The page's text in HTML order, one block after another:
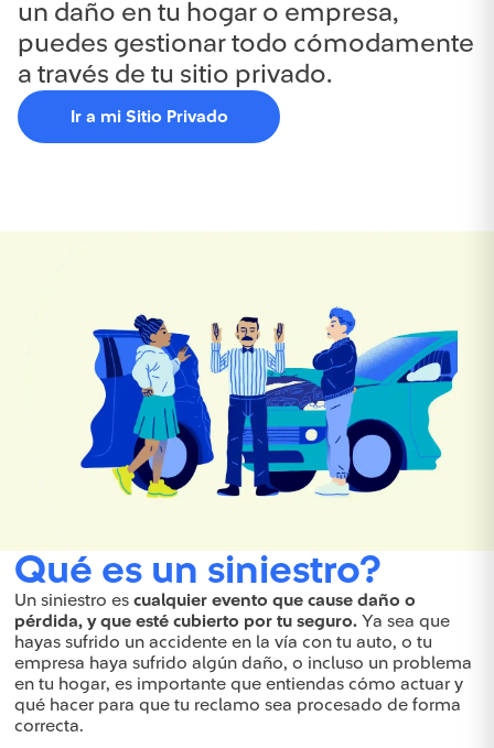
un daño en tu hogar o empresa,
puedes gestionar todo cómodamente
a través de tu sitio privado.
Ir a mi Sitio Privado
Qué es un siniestro?
Un siniestro es cualquier evento que cause daño o
pérdida, y que esté cubierto por tu seguro.Ya sea que
hayas sufrido un accidente en la vía con tu auto, o tu
empresa haya sufrido algún daño, o incluso un problema
en tu hogar, es importante que entiendas cómo actuar y
qué hacer para que tu reclamo sea procesado de forma
correcta.